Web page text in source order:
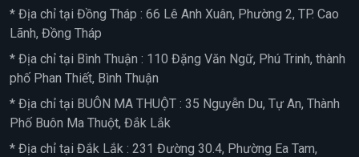
* Địa chỉ tại Đồng Tháp : 66 Lê Anh Xuân, Phường 2, TP. Cao
Lãnh, Đồng Tháp
* Địa chỉ tại Bình Thuận : 110 Đặng Văn Ngữ, Phú Trinh, thành
phố Phan Thiết, Bình Thuận
* Địa chỉ tại BUÔN MA THUỘT : 35 Nguyễn Du, Tự An, Thành
Phố Buôn Ma Thuột, Đắk Lắk
* Địa chỉ tại Đắk Lắk : 231 Đường 30.4, Phường Ea Tam,